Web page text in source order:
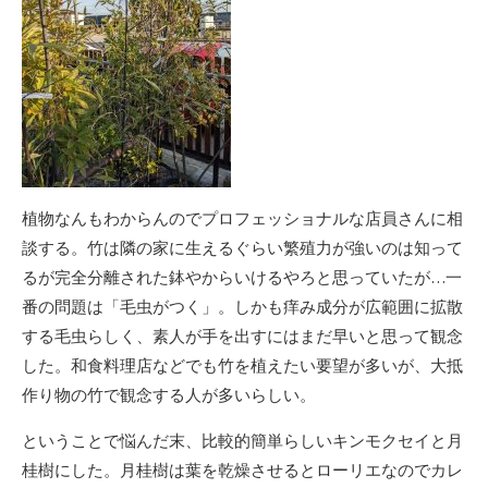
植物なんもわからんのでプロフェッショナルな店員さんに相
談する。竹は隣の家に生えるぐらい繁殖力が強いのは知って
るが完全分離された鉢やからいけるやろと思っていたが…一
番の問題は「毛虫がつく」。しかも痒み成分が広範囲に拡散
する毛虫らしく、素人が手を出すにはまだ早いと思って観念
した。和食料理店などでも竹を植えたい要望が多いが、大抵
作り物の竹で観念する人が多いらしい。
ということで悩んだ末、比較的簡単らしいキンモクセイと月
桂樹にした。月桂樹は葉を乾燥させるとローリエなのでカレ